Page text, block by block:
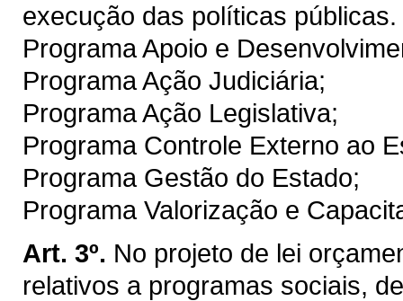
execução das políticas públicas.
Programa Apoio e
Programa Ação Judiciária;
Programa Ação Legislativa;
Programa Controle Externo ao
Programa Gestão do Estado;
Programa Valorização e
Art. 3º. No projeto de lei
relativos a programas sociais,